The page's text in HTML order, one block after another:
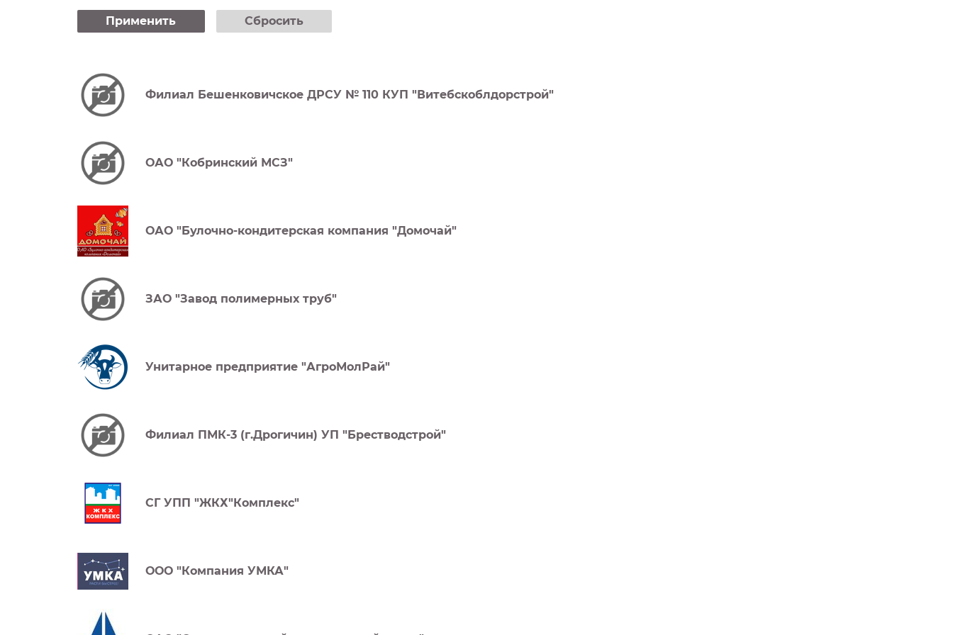
Применить Сбросить
Филиал Бешенковичское ДРСУ № 110 КУП "Витебскоблдорстрой"
ОАО "Кобринский МСЗ"
ОАО "Булочно-кондитерская компания "Домочай"
ЗАО "Завод полимерных труб"
Унитарное предприятие "АгроМолРай"
Филиал ПМК-3 (г.Дрогичин) УП "Брестводстрой"
СГ УПП "ЖКХ"Комплекс"
ООО "Компания УМКА"